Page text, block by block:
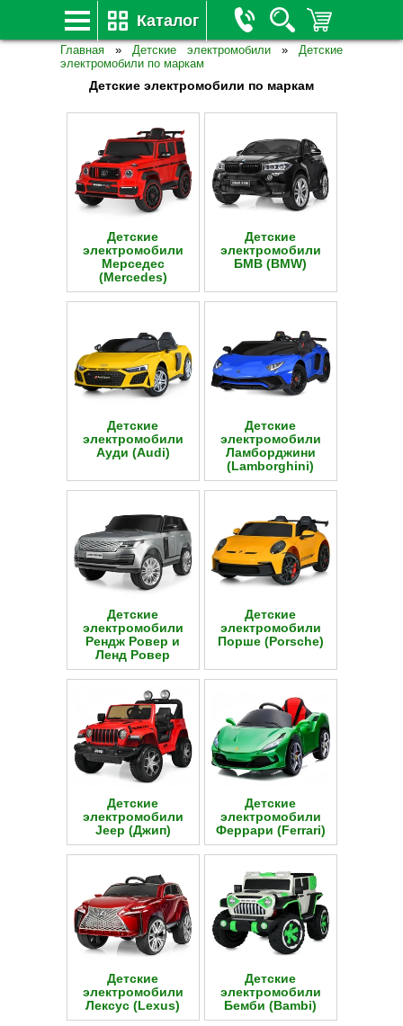
Каталог
Главная » Детские электромобили » Детские
электромобили по маркам
Детские электромобили по маркам
Детские
электромобили
Мерседес
(Mercedes)
Детские
электромобили
БМВ (BMW)
Детские
электромобили
Ауди (Audi)
Детские
электромобили
Ламборджини
(Lamborghini)
Детские
электромобили
Рендж Ровер и
Ленд Ровер
Детские
электромобили
Порше (Porsche)
Детские
электромобили
Jeep (Джип)
Детские
электромобили
Феррари (Ferrari)
Детские
электромобили
Лексус (Lexus)
Детские
электромобили
Бемби (Bambi)